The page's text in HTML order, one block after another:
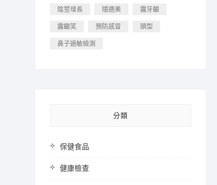
陰莖增長 隱適美 露牙齦
露齦笑 預防感冒 頭型
鼻子過敏檢測
分類
保健食品
健康檢查